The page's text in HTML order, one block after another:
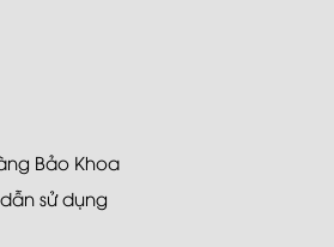
Bảo Khoa
sử dụng